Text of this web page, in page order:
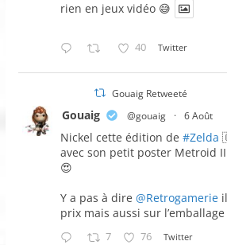
rien en jeux vidéo 😅
40 Twitter
Gouaig Retweeté
Gouaig @gouaig · 6 Août
Nickel cette édition de #Zelda
avec son petit poster Metroid II
😍
Y a pas à dire @Retrogamerie
prix mais aussi sur
7 76 Twitter